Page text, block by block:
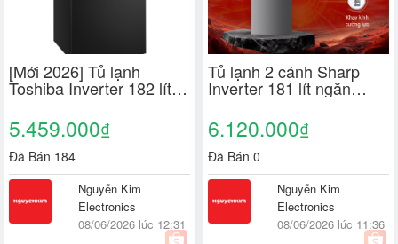
[Mới 2026] Tủ lạnh
Toshiba Inverter 182 lít
5.459.000₫
Đã Bán 184
Nguyễn Kim
Electronics
08/06/2026 lúc 12:31
Tủ lạnh 2 cánh Sharp
Inverter 181 lít ngăn
đông trên SJ-X198V-SL
6.120.000₫
Đã Bán 0
Nguyễn Kim
Electronics
08/06/2026 lúc 11:36